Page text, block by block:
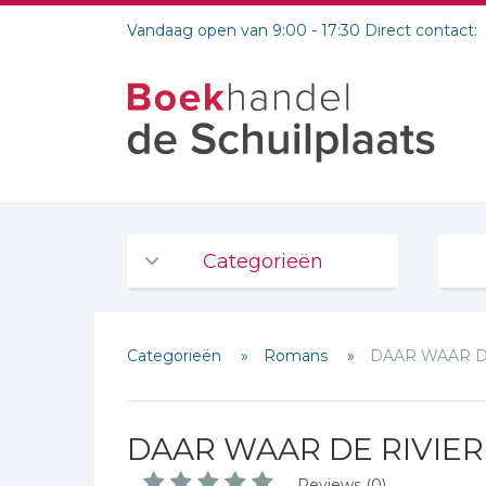
Vandaag open van 9:00 - 17:30 Direct contact:
Categorieën
De Bijbel
Bijbelse Dagboeken 2026
Bijbelstudie groepen
Categorieën Romans DAAR WAAR
DAAR WAAR DE